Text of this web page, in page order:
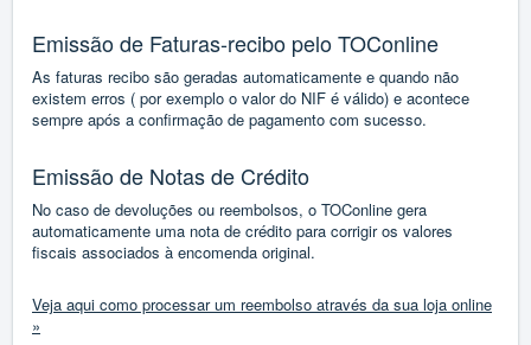
Emissão de Faturas-recibo pelo TOConline
As faturas recibo são geradas automaticamente e quando não
existem erros ( por exemplo o valor do NIF é válido) e acontece
sempre após a confirmação de pagamento com sucesso.
Emissão de Notas de Crédito
No caso de devoluções ou reembolsos, o TOConline gera
automaticamente uma nota de crédito para corrigir os valores
fiscais associados à encomenda original.
Veja aqui como processar um reembolso através da sua loja online
»